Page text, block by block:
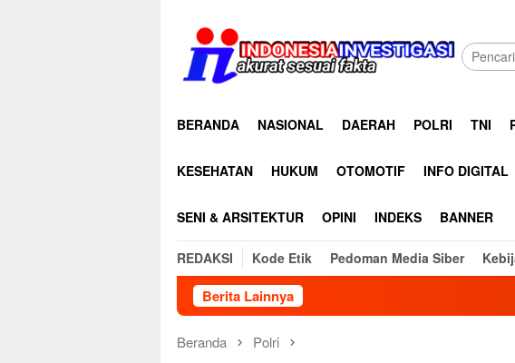
konten
BERANDA NASIONAL DAERAH POLRI TNI
KESEHATAN HUKUM OTOMOTIF INFO DIGITAL
SENI & ARSITEKTUR OPINI INDEKS BANNER
REDAKSI Kode Etik Pedoman Media Siber
Berita Lainnya Raja Syahbana
Beranda Polri